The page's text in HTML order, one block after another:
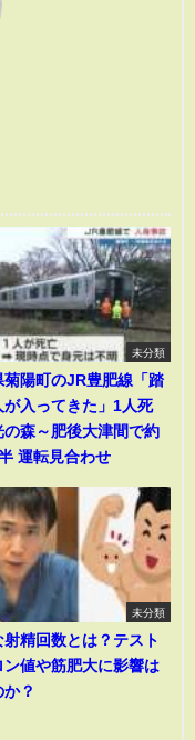
未分類
菊陽町のJR豊肥線「踏
が入ってきた」1人死
森～肥後大津間で約
運転見合わせ
未分類
射精回数とは？テスト
ン値や筋肥大に影響は
か？